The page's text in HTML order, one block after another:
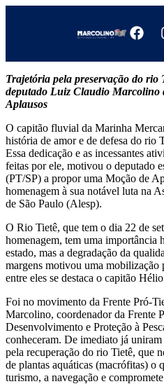
Trajetória pela preservação do rio
deputado Luiz Claudio Marcolino
Aplausos
O capitão fluvial da Marinha
história de amor e de defesa do rio
Essa dedicação e as incessantes
feitas por ele, motivou o deputado
(PT/SP) a propor uma Moção de
homenagem à sua notável luta na
de São Paulo (Alesp).
O Rio Tietê, que tem o dia 22 de
homenagem, tem uma importância
estado, mas a degradação da
margens motivou uma mobilização
entre eles se destaca o capitão
Foi no movimento da Frente Pró-
Marcolino, coordenador da Frente
Desenvolvimento e Proteção à
conheceram. De imediato já
pela recuperação do rio Tietê, que
de plantas aquáticas (macrófitas) o
turismo, a navegação e